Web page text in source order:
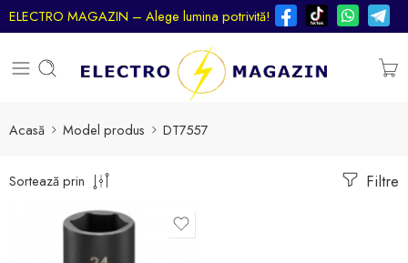
ELECTRO MAGAZIN – Alege lumina potrivită!
Acasă Model produs DT7557
Filtre
Sortează prin